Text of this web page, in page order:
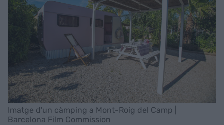
Imatge d'un càmping a Mont-Roig del Camp |
Barcelona Film Commission